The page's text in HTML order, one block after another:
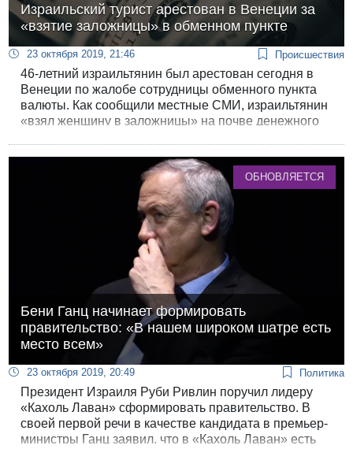
Израильский турист арестован в Венеции за
«взятие заложницы» в обменном пункте
23 октября 2019, 21:46 Происшествия
46-летний израильтянин был арестован сегодня в
Венеции по жалобе сотрудницы обменного пункта
валюты. Как сообщили местные СМИ, израильтянин
«взял женщину в заложницы» на почве денежного
ОБНОВЛЯЕТСЯ
Бени Ганц начинает формировать
правительство: «В нашем широком шатре есть
место всем»
23 октября 2019, 20:49 Политика
Президент Израиля Руби Ривлин поручил лидеру
«Кахоль Лаван» сформировать правительство. В
своей первой речи в качестве кандидата в премьер-
министры Ганц заявил, что в «Кахоль Лаван» есть